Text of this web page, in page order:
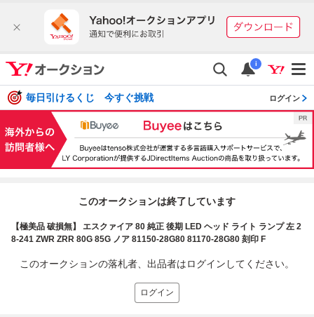
i
毎日引けるくじ 今すぐ挑戦 ログイン
このオークションは終了しています
【極美品 破損無】 エスクァイア 80 純正 後期 LED ヘッド ライト ランプ 左 2
8-241 ZWR ZRR 80G 85G ノア 81150-28G80 81170-28G80 刻印 F
このオークションの落札者、出品者はログインしてください。
ログイン